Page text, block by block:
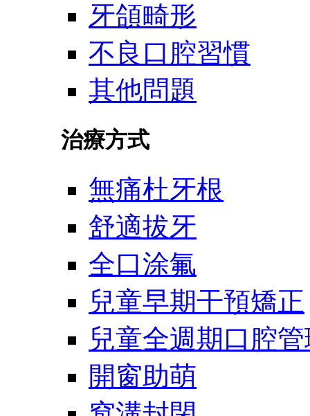
牙頜畸形
不良口腔習慣
其他問題
治療方式
無痛杜牙根
舒適拔牙
全口涂氟
兒童早期干預矯正
兒童全週期口腔
開窗助萌